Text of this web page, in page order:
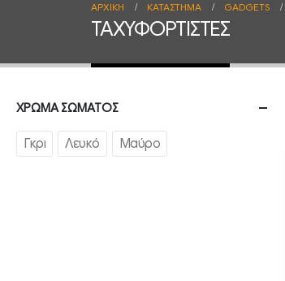
ΑΡΧΙΚΉ ΚΑΤΆΣΤΗΜΑ GADGETS
ΤΑΧΥΦΟΡΤΙΣΤΕΣ
ΧΡΩΜΑ ΣΩΜΑΤΟΣ
Γκρι Λευκό Μαύρο